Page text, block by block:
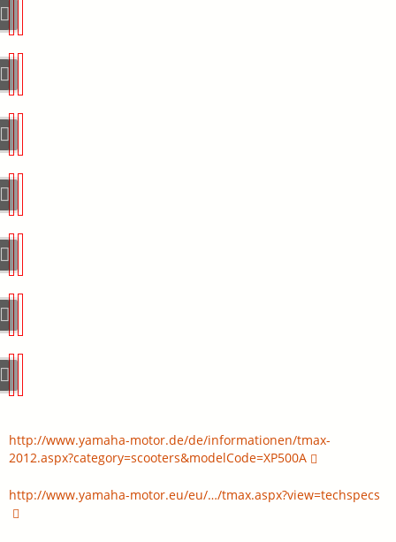
http://www.yamaha-motor.de/de/informationen/tmax-
2012.aspx?category=scooters&modelCode=XP500A
http://www.yamaha-motor.eu/eu/…/tmax.aspx?view=techspecs